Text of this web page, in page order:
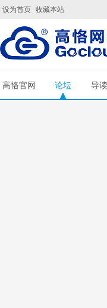
设为首页 收藏本站
高恪官网 论坛 导读